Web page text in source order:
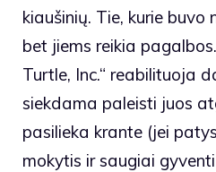
kiaušinių. Tie, kurie buvo
bet jiems reikia
Turtle, Inc.“ reabilituoja
siekdama paleisti juos
pasilieka krante (jei
mokytis ir saugiai